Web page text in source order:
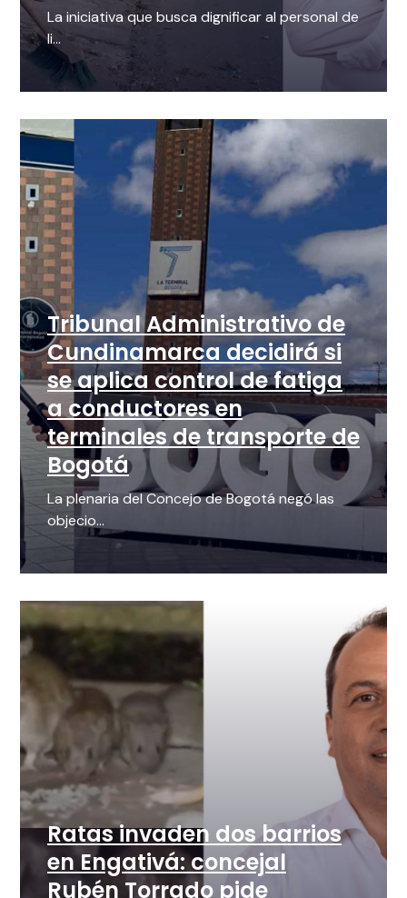
La iniciativa que busca dignificar al personal de
li...
Tribunal Administrativo de
Cundinamarca decidirá si
se aplica control de fatiga
a conductores en
terminales de transporte de
Bogotá
La plenaria del Concejo de Bogotá negó las
objecio...
Ratas invaden dos barrios
en Engativá: concejal
Rubén Torrado pide